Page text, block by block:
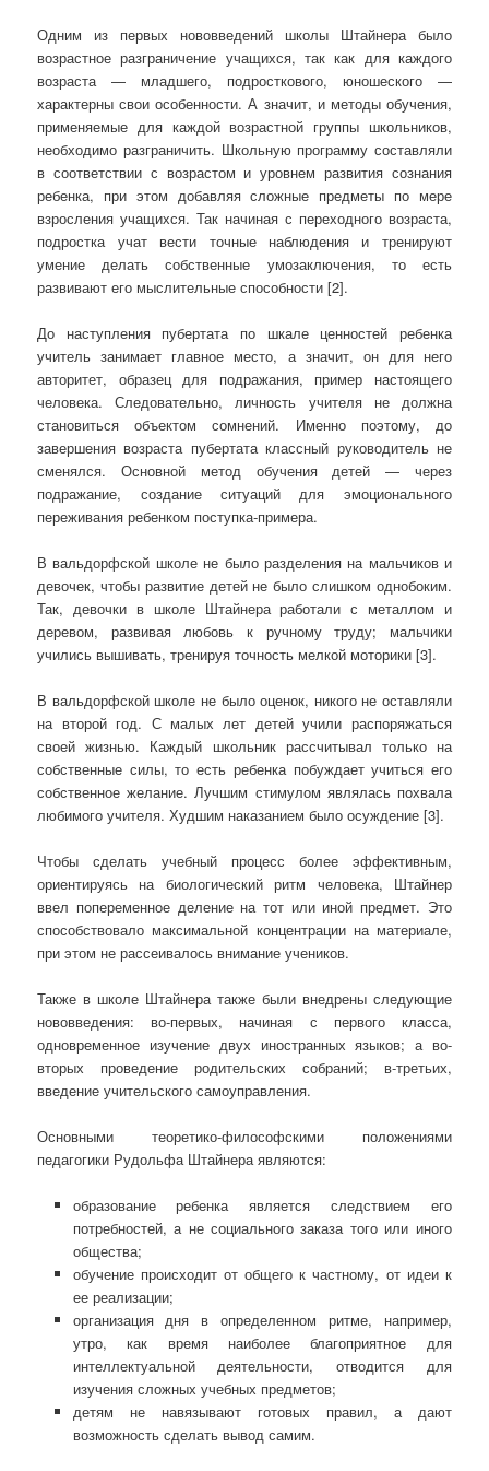
Одним из первых нововведений школы Штайнера было
возрастное разграничение учащихся, так как для каждого
возраста — младшего, подросткового, юношеского —
характерны свои особенности. А значит, и методы обучения,
применяемые для каждой возрастной группы школьников,
необходимо разграничить. Школьную программу составляли
в соответствии с возрастом и уровнем развития сознания
ребенка, при этом добавляя сложные предметы по мере
взросления учащихся. Так начиная с переходного возраста,
подростка учат вести точные наблюдения и тренируют
умение делать собственные умозаключения, то есть
развивают его мыслительные способности [2].
До наступления пубертата по шкале ценностей ребенка
учитель занимает главное место, а значит, он для него
авторитет, образец для подражания, пример настоящего
человека. Следовательно, личность учителя не должна
становиться объектом сомнений. Именно поэтому, до
завершения возраста пубертата классный руководитель не
сменялся. Основной метод обучения детей — через
подражание, создание ситуаций для эмоционального
переживания ребенком поступка-примера.
В вальдорфской школе не было разделения на мальчиков и
девочек, чтобы развитие детей не было слишком однобоким.
Так, девочки в школе Штайнера работали с металлом и
деревом, развивая любовь к ручному труду; мальчики
учились вышивать, тренируя точность мелкой моторики [3].
В вальдорфской школе не было оценок, никого не оставляли
на второй год. С малых лет детей учили распоряжаться
своей жизнью. Каждый школьник рассчитывал только на
собственные силы, то есть ребенка побуждает учиться его
собственное желание. Лучшим стимулом являлась похвала
любимого учителя. Худшим наказанием было осуждение [3].
Чтобы сделать учебный процесс более эффективным,
ориентируясь на биологический ритм человека, Штайнер
ввел попеременное деление на тот или иной предмет. Это
способствовало максимальной концентрации на материале,
при этом не рассеивалось внимание учеников.
Также в школе Штайнера также были внедрены следующие
нововведения: во-первых, начиная с первого класса,
одновременное изучение двух иностранных языков; а во-
вторых проведение родительских собраний; в-третьих,
введение учительского самоуправления.
Основными теоретико-философскими положениями
педагогики Рудольфа Штайнера являются:
образование ребенка является следствием его
потребностей, а не социального заказа того или иного
общества;
обучение происходит от общего к частному, от идеи к
ее реализации;
организация дня в определенном ритме, например,
утро, как время наиболее благоприятное для
интеллектуальной деятельности, отводится для
изучения сложных учебных предметов;
детям не навязывают готовых правил, а дают
возможность сделать вывод самим.